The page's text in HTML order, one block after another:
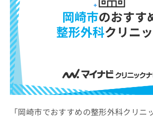
「岡崎市でおすすめの整形外科クリニ
マ
イ
ナ
ビ
ク
リ
ニ
ッ
ク
ビ
医
療
関
係
者
の
方
は
こ
ら